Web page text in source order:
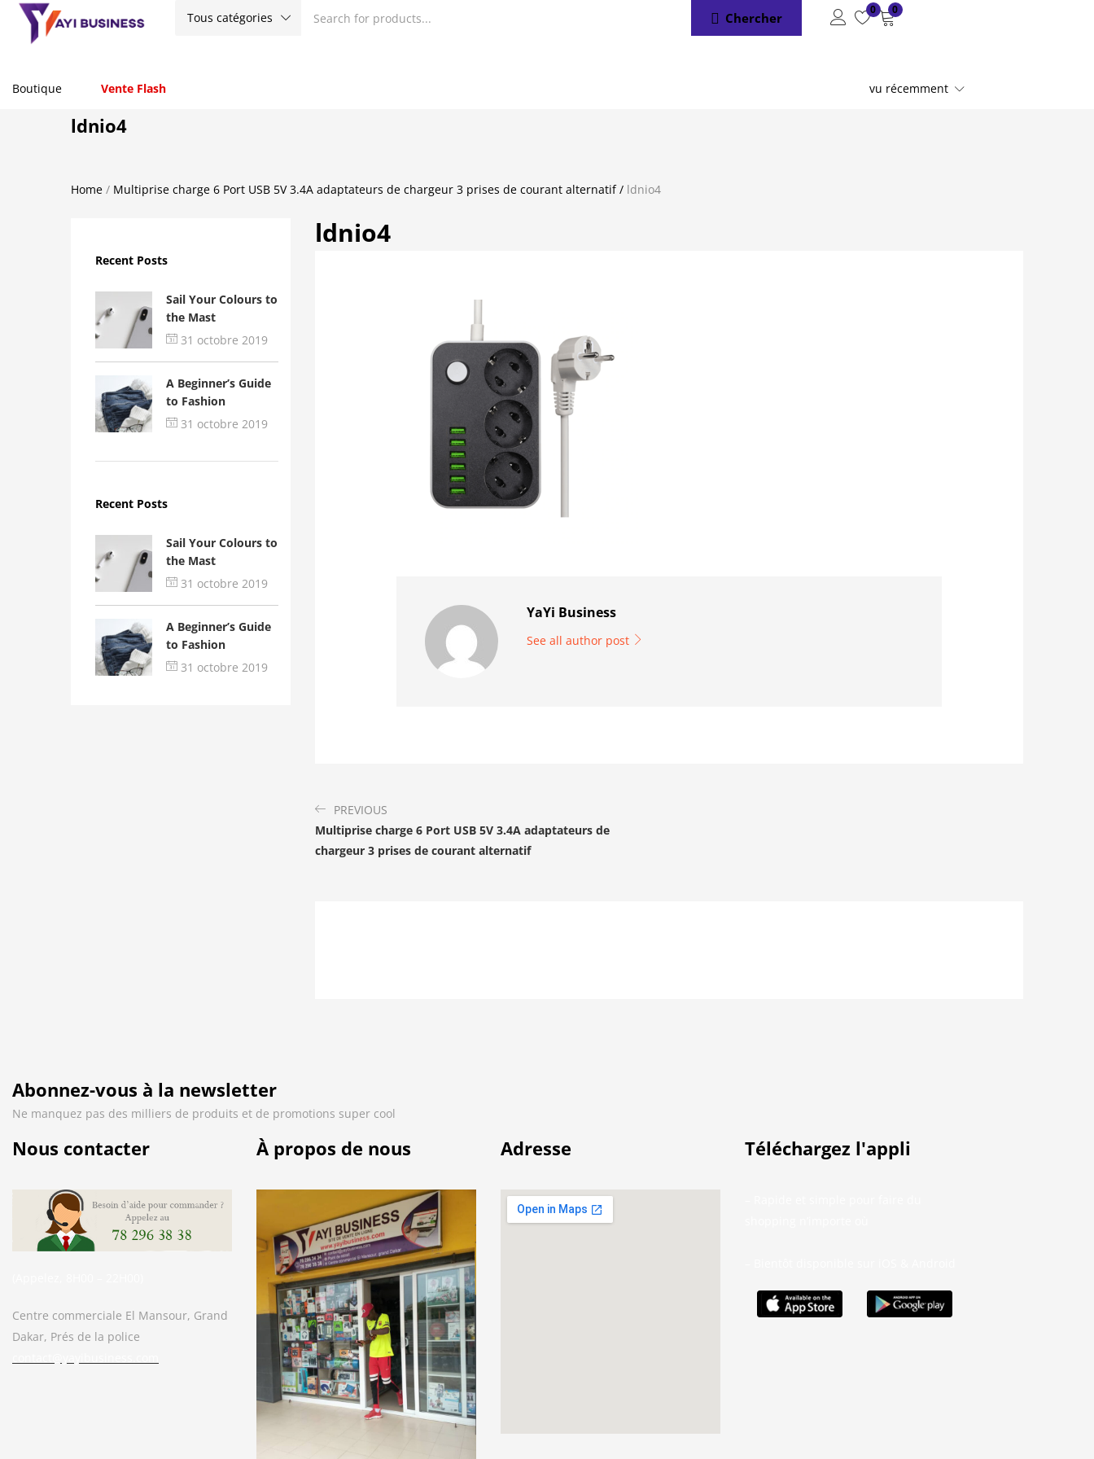
Tous catégories Chercher
0 0
Boutique Vente Flash vu récemment
ldnio4
Home / Multiprise charge 6 Port USB 5V 3.4A adaptateurs de chargeur 3 prises de courant alternatif/ ldnio4
Recent Posts
Sail Your Colours to
the Mast
31 octobre 2019
A Beginner’s Guide
to Fashion
31 octobre 2019
Recent Posts
Sail Your Colours to
the Mast
31 octobre 2019
A Beginner’s Guide
to Fashion
31 octobre 2019
ldnio4
YaYi Business
See all author post
PREVIOUS
Multiprise charge 6 Port USB 5V 3.4A adaptateurs de
chargeur 3 prises de courant alternatif
Abonnez-vous à la newsletter
Ne manquez pas des milliers de produits et de promotions super cool
Nous contacter
Centre commerciale El Mansour, Grand
Dakar, Prés de la police
À propos de nous Adresse Téléchargez l'appli
Bonjour. En quoi puis-je vous aider ?